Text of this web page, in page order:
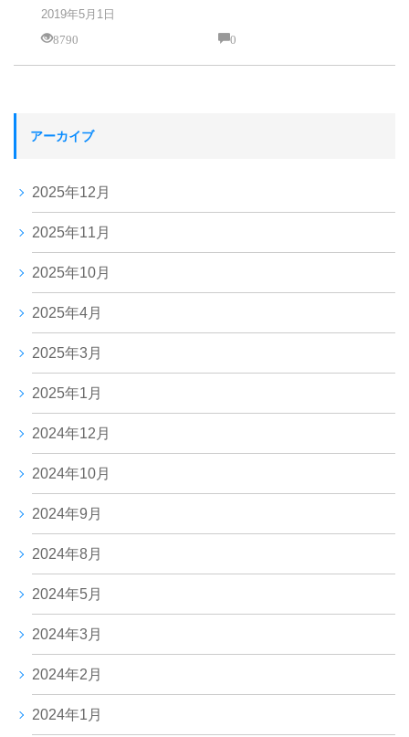
2019年5月1日
8790
0
アーカイブ
2025年12月
2025年11月
2025年10月
2025年4月
2025年3月
2025年1月
2024年12月
2024年10月
2024年9月
2024年8月
2024年5月
2024年3月
2024年2月
2024年1月